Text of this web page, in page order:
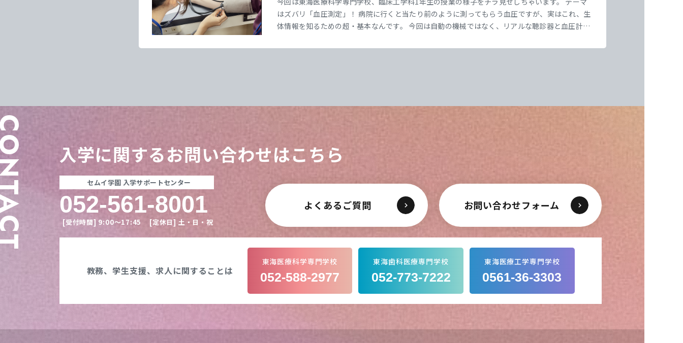
はズバリ「血圧測定」！ 病院に行くと当たり前のように測ってもらう血圧ですが、実はこれ、生
体情報を知るための超・基本なんです。 今回は自動の機械ではなく、リアルな聴診器と血圧計を
療スタッフが簡単そうにやっていることも、初めて
入学に関するお問い合わせはこちら
セムイ学園 入学サポートセンター
052-561-8001
[受付時間] 9:00〜17:45 [定休日] 土・日・祝
よくあるご質問 お問い合わせフォーム
教務、学生支援、求人に関することは
東海医療科学専門学校
052-588-2977
東海歯科医療専門学校
052-773-7222
東海医療工学専門学校
0561-36-3303